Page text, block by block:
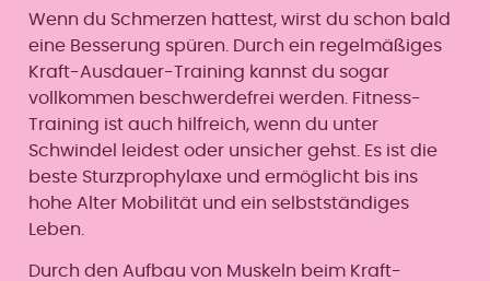
Wenn du Schmerzen hattest, wirst du schon bald
eine Besserung spüren. Durch ein regelmäßiges
Kraft-Ausdauer-Training kannst du sogar
vollkommen beschwerdefrei werden. Fitness-
Training ist auch hilfreich, wenn du unter
Schwindel leidest oder unsicher gehst. Es ist die
beste Sturzprophylaxe und ermöglicht bis ins
hohe Alter Mobilität und ein selbstständiges
Leben.
Durch den Aufbau von Muskeln beim Kraft-